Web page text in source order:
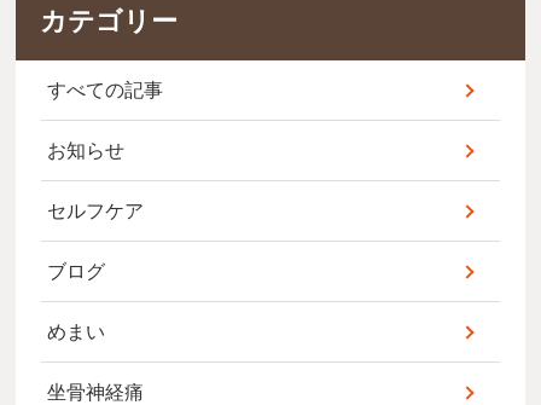
カテゴリー
すべての記事
お知らせ
セルフケア
ブログ
めまい
坐骨神経痛